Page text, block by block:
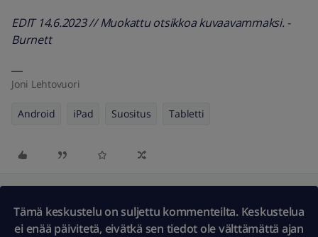
EDIT 14.6.2023 // Muokattu otsikkoa kuvaavammaksi. -
Burnett
Joni Lehtovuori
Android iPad Suositus Tabletti
Tämä keskustelu on suljettu kommenteilta. Keskustelua
ei enää päivitetä, eivätkä sen tiedot ole välttämättä ajan